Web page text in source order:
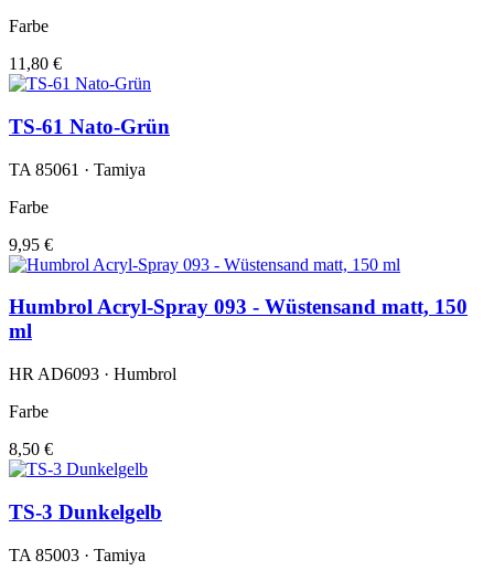
Farbe
11,80 €
TS-61 Nato-Grün
TA 85061 · Tamiya
Farbe
9,95 €
Humbrol Acryl-Spray 093 - Wüstensand matt, 150
ml
HR AD6093 · Humbrol
Farbe
8,50 €
TS-3 Dunkelgelb
TA 85003 · Tamiya